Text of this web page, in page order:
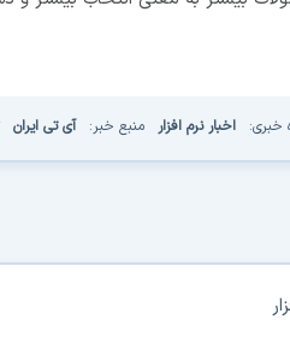
خبری: اخبار نرم افزار منبع خبر: آی تی ایران